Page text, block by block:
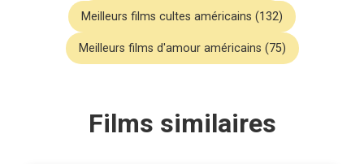
Meilleurs films cultes américains (132)
Meilleurs films d'amour américains (75)
Films similaires